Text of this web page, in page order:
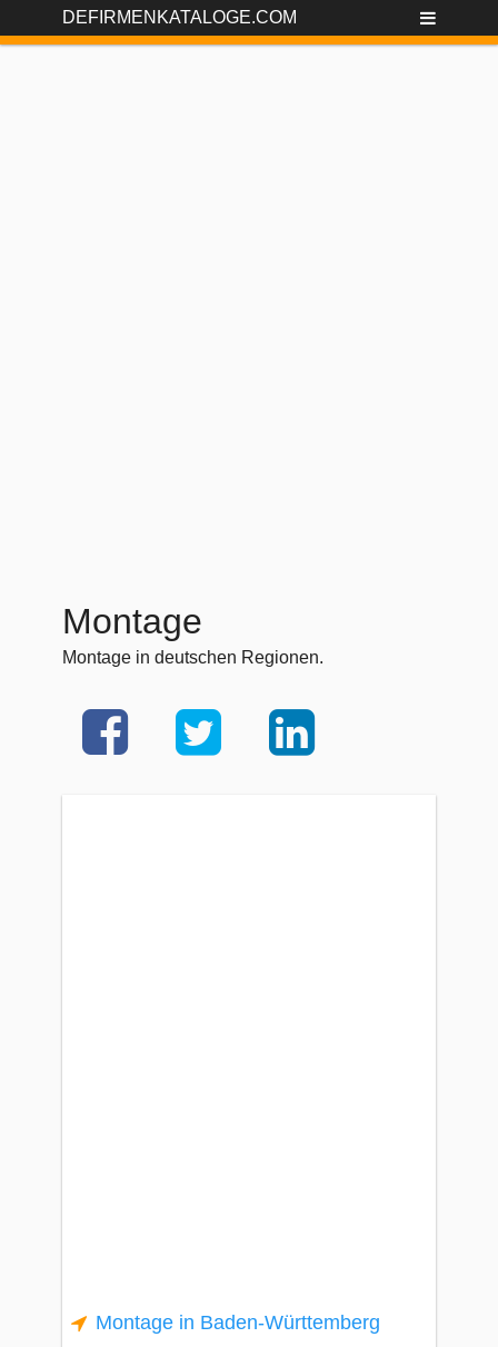
DEFIRMENKATALOGE.COM
Montage
Montage in deutschen Regionen.
Montage in Baden-Württemberg